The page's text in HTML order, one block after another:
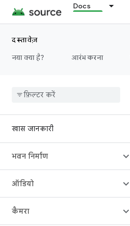
Docs
दस्तावेज़
नया क्या है?
आरंभ करना
खास जानकारी
भवन निर्माण
ऑडियो
कैमरा